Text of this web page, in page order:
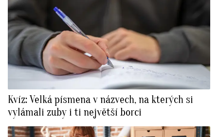
Kvíz: Velká písmena v názvech, na kterých si
vylámali zuby i ti největší borci